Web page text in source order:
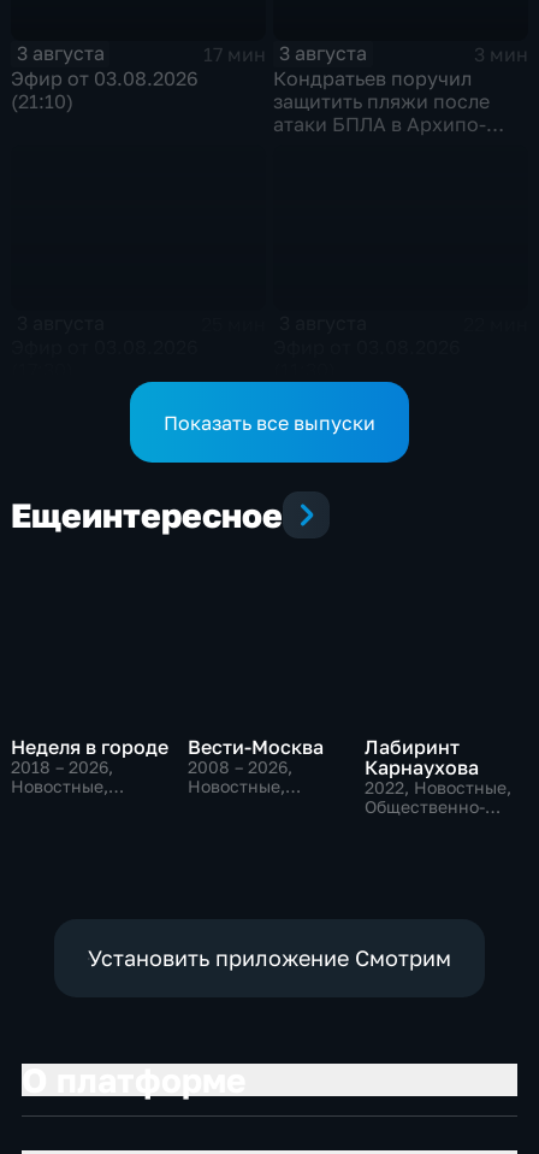
3 августа
17 мин
Эфир от 03.08.2026
(21:10)
3 августа
3 мин
Кондратьев поручил
защитить пляжи после
атаки БПЛА в Архипо-
Показать все выпуски
Ещеинтересное
Неделя в городе
2018 – 2026,
Новостные,
Вести-Москва
2008 – 2026,
Новостные,
Лабиринт
Карнаухова
2022, Новостные,
Общественно-
Установить приложение Смотрим